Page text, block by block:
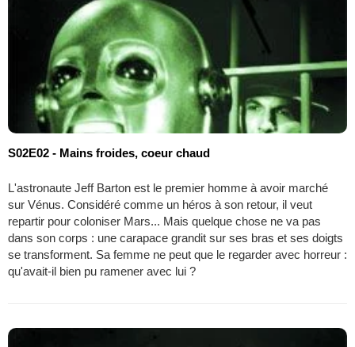
S02E02 - Mains froides, coeur chaud
L'astronaute Jeff Barton est le premier homme à avoir marché
sur Vénus. Considéré comme un héros à son retour, il veut
repartir pour coloniser Mars... Mais quelque chose ne va pas
dans son corps : une carapace grandit sur ses bras et ses doigts
se transforment. Sa femme ne peut que le regarder avec horreur :
qu'avait-il bien pu ramener avec lui ?